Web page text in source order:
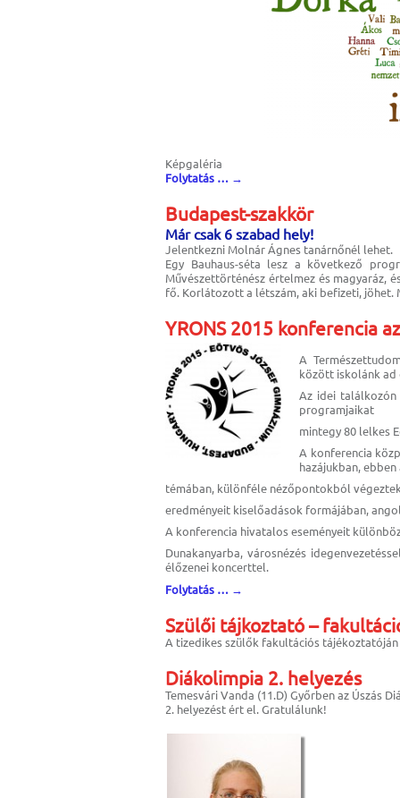
Képgaléria
Folytatás … →
Budapest-szakkör
Már csak 6 szabad hely!
Jelentkezni Molnár Ágnes tanárnőnél lehet.
Egy Bauhaus-séta lesz a következő
Művészettörténész értelmez és magyaráz,
fő. Korlátozott a létszám, aki befizeti,
YRONS 2015 konferencia
A
között iskolánk
Az idei találkozón
programjaikat
mintegy 80 lelkes
A konferencia
hazájukban, ebben
témában, különféle nézőpontokból
eredményeit kiselőadások formájában,
A konferencia hivatalos eseményeit
Dunakanyarba, városnézés
élőzenei koncerttel.
Folytatás … →
Szülői tájkoztató –
A tizedikes szülők fakultációs
Diákolimpia 2. helyezés
Temesvári Vanda (11.D) Győrben az Úszás
2. helyezést ért el. Gratulálunk!